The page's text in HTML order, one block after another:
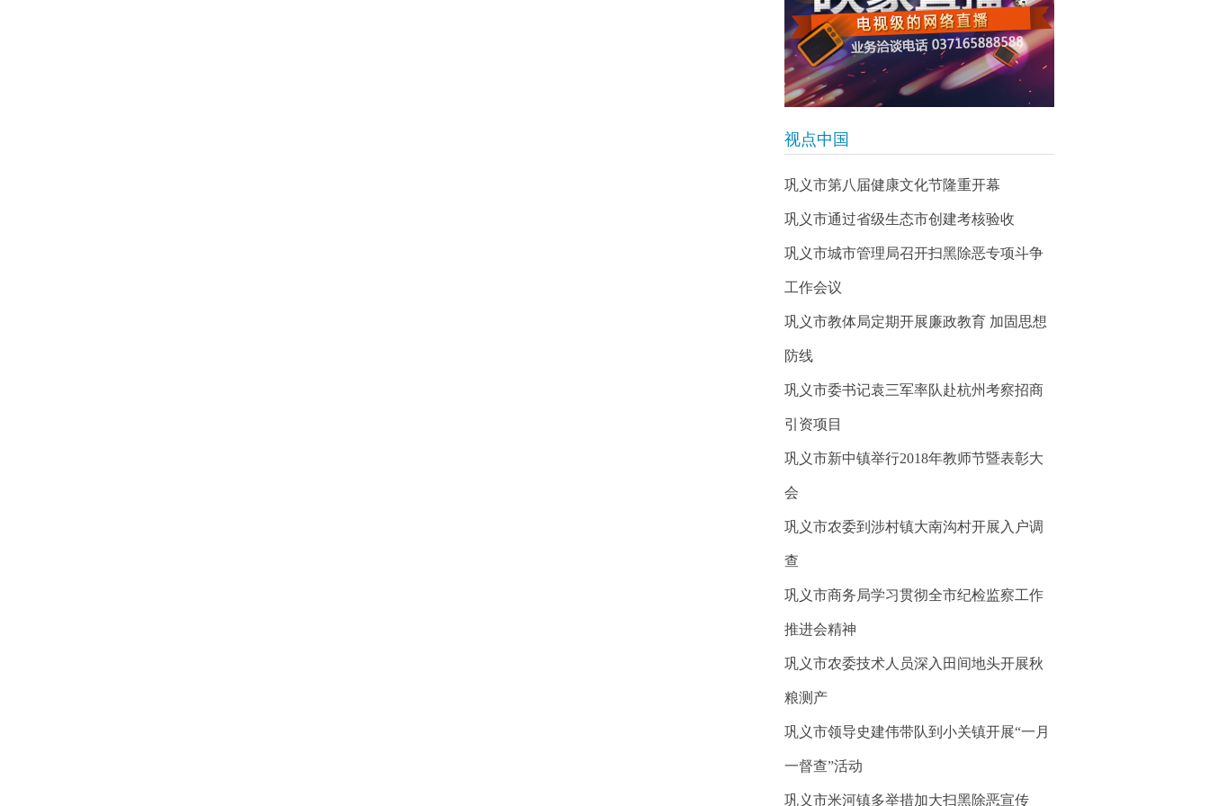
视点中国
巩义市第八届健康文化节隆重开幕
巩义市通过省级生态市创建考核验收
巩义市城市管理局召开扫黑除恶专项斗争
工作会议
巩义市教体局定期开展廉政教育 加固思想
防线
巩义市委书记袁三军率队赴杭州考察招商
引资项目
巩义市新中镇举行2018年教师节暨表彰大
会
巩义市农委到涉村镇大南沟村开展入户调
查
巩义市商务局学习贯彻全市纪检监察工作
推进会精神
巩义市农委技术人员深入田间地头开展秋
粮测产
巩义市领导史建伟带队到小关镇开展“一月
一督查”活动
巩义市米河镇多举措加大扫黑除恶宣传